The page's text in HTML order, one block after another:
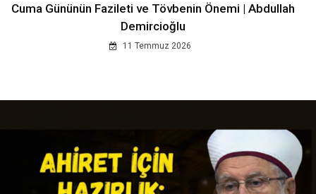
Cuma Gününün Fazileti ve Tövbenin Önemi | Abdullah
Demircioğlu
11 Temmuz 2026